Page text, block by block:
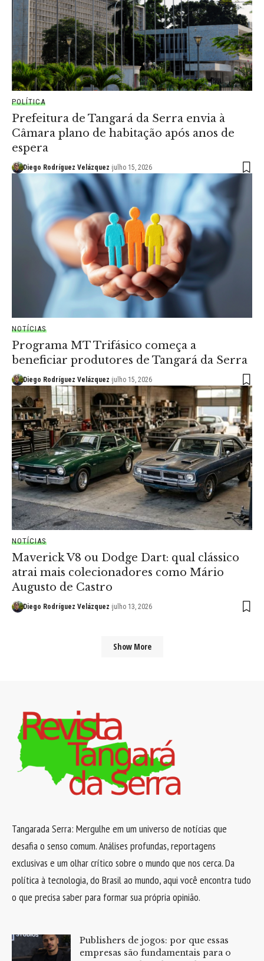
POLÍTICA
Prefeitura de Tangará da Serra envia à
Câmara plano de habitação após anos de
espera
Diego Rodríguez Velázquez julho 15, 2026
NOTÍCIAS
Programa MT Trifásico começa a
beneficiar produtores de Tangará da Serra
Diego Rodríguez Velázquez julho 15, 2026
NOTÍCIAS
Maverick V8 ou Dodge Dart: qual clássico
atrai mais colecionadores como Mário
Augusto de Castro
Diego Rodríguez Velázquez julho 13, 2026
Show More
Tangarada Serra: Mergulhe em um universo de notícias que
desafia o senso comum. Análises profundas, reportagens
exclusivas e um olhar crítico sobre o mundo que nos cerca. Da
política à tecnologia, do Brasil ao mundo, aqui você encontra tudo
o que precisa saber para formar sua própria opinião.
Publishers de jogos: por que essas
empresas são fundamentais para o